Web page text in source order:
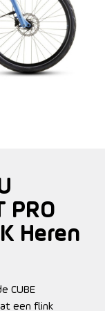
PRO
Heren
CUBE
een flink